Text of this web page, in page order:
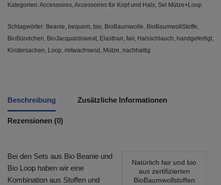
Kategorien:Accessoires,Accessoires für Kopf und Hals, Set Mütze+Loop
Schlagwörter: Beanie, bequem, bio, BioBaumwolle, BioBaumwollStoffe,
BioBündchen, BioJacquardsweat, Elasthan, fair, Halsschlauch, handgefertigt,
Kindersachen, Loop, mitwachsend , Mütze, nachhaltig
Beschreibung Zusätzliche Informationen
Rezensionen (0)
Bei den Sets aus Bio Beanie und
Bio Loop haben wir eine
Kombination aus Stoffen und
Natürlich fair und bio
aus zertifizierten
BioBaumwollstoffen